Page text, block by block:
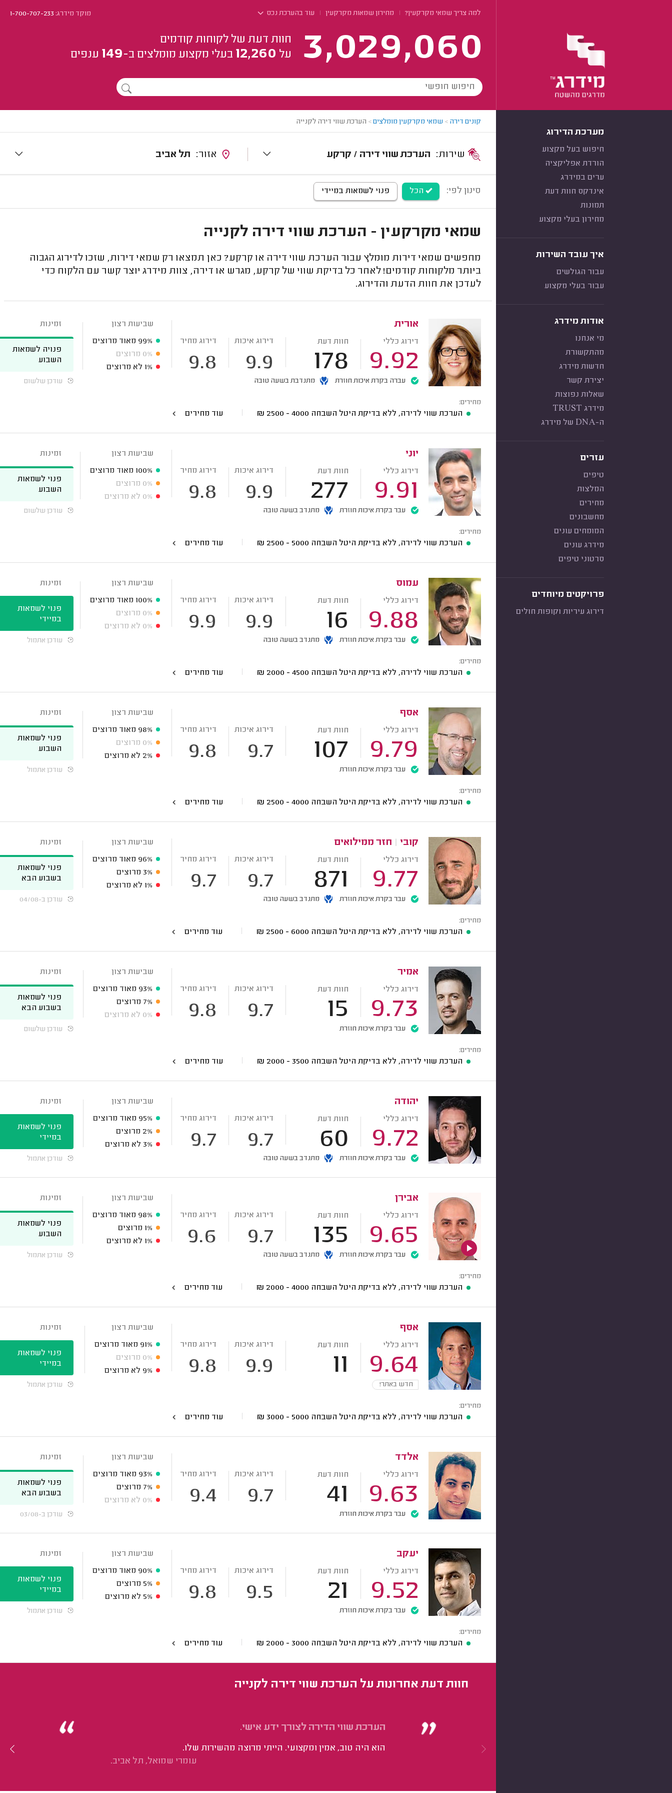
למה צריך שמאי מקרקעין? מחירון שמאות מקרקעין עוד בהערכת נכס מוקד מידרג:1-700-707-233
3,029,060
חוות דעת של לקוחות קודמים
על 12,260 בעלי מקצוע מומלצים ב-149 ענפים
מערכת הדירוג
חיפוש בעל מקצוע
הורדת אפליקציה
ערים במידרג
אינדקס חוות דעת
תמונות
מחירון בעלי מקצוע
איך עובד השירות
עבור הגולשים
עבור בעלי מקצוע
אודות מידרג
מי אנחנו
מהתקשורת
חדשות מידרג
יצירת קשר
שאלות נפוצות
מידרג TRUST
ה-DNA של מידרג
עזרים
טיפים
המלצות
מחירים
מחשבונים
המומחים עונים
מידרג עונים
סרטוני טיפים
פרויקטים מיוחדים
דירוג עיריות וקופות חולים
קונים דירה > שמאי מקרקעין מומלצים> הערכת שווי דירה לקנייה
הערכת שווי דירה / קרקע תל אביב
סינון לפי: הכל פנוי לשמאות במיידי
שמאי מקרקעין - הערכת שווי דירה לקנייה
מחפשים שמאי דירות מומלץ עבור הערכת שווי דירה או קרקע? כאן תמצאו רק שמאי דירות, שזכו לדירוג הגבוה
ביותר מלקוחות קודמים! לאחר כל בדיקת שווי של קרקע, מגרש או דירה, צוות מידרג יוצר קשר עם הלקוח כדי
לעדכן את חוות הדעת והדירוג.
אורית
דירוג כללי
9.92
חוות דעת
178
דירוג איכות
9.9
דירוג מחיר
9.8
עברה בקרת איכות חוזרת מתנדבת בשעה טובה
שביעות רצון
99% מאוד מרוצים
0% מרוצים
1% לא מרוצים
זמינות
פנויה לשמאות
השבוע
עודכן שלשום
מחירים:
הערכת שווי לדירה, ללא בדיקת היטל השבחה 4000 - 2500
₪ עוד מחירים
יוני
דירוג כללי
9.91
חוות דעת
277
דירוג איכות
9.9
דירוג מחיר
9.8
עבר בקרת איכות חוזרת מתנדב בשעה טובה
שביעות רצון
100% מאוד מרוצים
0% מרוצים
0% לא מרוצים
זמינות
פנוי לשמאות
השבוע
עודכן שלשום
מחירים:
הערכת שווי לדירה, ללא בדיקת היטל השבחה 5000 - 2500
₪ עוד מחירים
עמוס
דירוג כללי
9.88
חוות דעת
16
דירוג איכות
9.9
דירוג מחיר
9.9
עבר בקרת איכות חוזרת מתנדב בשעה טובה
שביעות רצון
100% מאוד מרוצים
0% מרוצים
0% לא מרוצים
זמינות
פנוי לשמאות
במיידי
עודכן אתמול
מחירים:
הערכת שווי לדירה, ללא בדיקת היטל השבחה 4500 - 2000
₪ עוד מחירים
אסף
דירוג כללי
9.79
חוות דעת
107
דירוג איכות
9.7
דירוג מחיר
9.8
עבר בקרת איכות חוזרת
שביעות רצון
98% מאוד מרוצים
0% מרוצים
2% לא מרוצים
זמינות
פנוי לשמאות
השבוע
עודכן אתמול
מחירים:
הערכת שווי לדירה, ללא בדיקת היטל השבחה 4000 - 2500
₪ עוד מחירים
קובי חזר ממילואים
דירוג כללי
9.77
חוות דעת
871
דירוג איכות
9.7
דירוג מחיר
9.7
עבר בקרת איכות חוזרת מתנדב בשעה טובה
שביעות רצון
96% מאוד מרוצים
3% מרוצים
1% לא מרוצים
זמינות
פנוי לשמאות
בשבוע הבא
עודכן ב-04/08
מחירים:
הערכת שווי לדירה, ללא בדיקת היטל השבחה 6000 - 2500
₪ עוד מחירים
אמיר
דירוג כללי
9.73
חוות דעת
15
דירוג איכות
9.7
דירוג מחיר
9.8
עבר בקרת איכות חוזרת
שביעות רצון
93% מאוד מרוצים
7% מרוצים
0% לא מרוצים
זמינות
פנוי לשמאות
בשבוע הבא
עודכן שלשום
מחירים:
הערכת שווי לדירה, ללא בדיקת היטל השבחה 3500 - 2000
₪ עוד מחירים
יהודה
דירוג כללי
9.72
חוות דעת
60
דירוג איכות
9.7
דירוג מחיר
9.7
עבר בקרת איכות חוזרת מתנדב בשעה טובה
שביעות רצון
95% מאוד מרוצים
2% מרוצים
3% לא מרוצים
זמינות
פנוי לשמאות
במיידי
עודכן אתמול
אבירן
דירוג כללי
9.65
חוות דעת
135
דירוג איכות
9.7
דירוג מחיר
9.6
עבר בקרת איכות חוזרת מתנדב בשעה טובה
שביעות רצון
98% מאוד מרוצים
1% מרוצים
1% לא מרוצים
זמינות
פנוי לשמאות
השבוע
עודכן אתמול
מחירים:
הערכת שווי לדירה, ללא בדיקת היטל השבחה 4000 - 2000
₪ עוד מחירים
אסף
דירוג כללי
9.64
חוות דעת
11
דירוג איכות
9.9
דירוג מחיר
9.8
חדש באתר!
שביעות רצון
91% מאוד מרוצים
0% מרוצים
9% לא מרוצים
זמינות
פנוי לשמאות
במיידי
עודכן אתמול
מחירים:
הערכת שווי לדירה, ללא בדיקת היטל השבחה 5000 - 3000
₪ עוד מחירים
אלדד
דירוג כללי
9.63
חוות דעת
41
דירוג איכות
9.7
דירוג מחיר
9.4
עבר בקרת איכות חוזרת
שביעות רצון
93% מאוד מרוצים
7% מרוצים
0% לא מרוצים
זמינות
פנוי לשמאות
בשבוע הבא
עודכן ב-03/08
יעקב
דירוג כללי
9.52
חוות דעת
21
דירוג איכות
9.5
דירוג מחיר
9.8
עבר בקרת איכות חוזרת
שביעות רצון
90% מאוד מרוצים
5% מרוצים
5% לא מרוצים
זמינות
פנוי לשמאות
במיידי
עודכן אתמול
מחירים:
הערכת שווי לדירה, ללא בדיקת היטל השבחה 3000 - 2000
₪ עוד מחירים
חוות דעת אחרונות על הערכת שווי דירה לקנייה
הערכת שווי הדירה לצורך ידע אישי.
הוא היה טוב, אמין ומקצועי. הייתי מרוצה מהשירות שלו.
עומרי שמואל, תל אביב.